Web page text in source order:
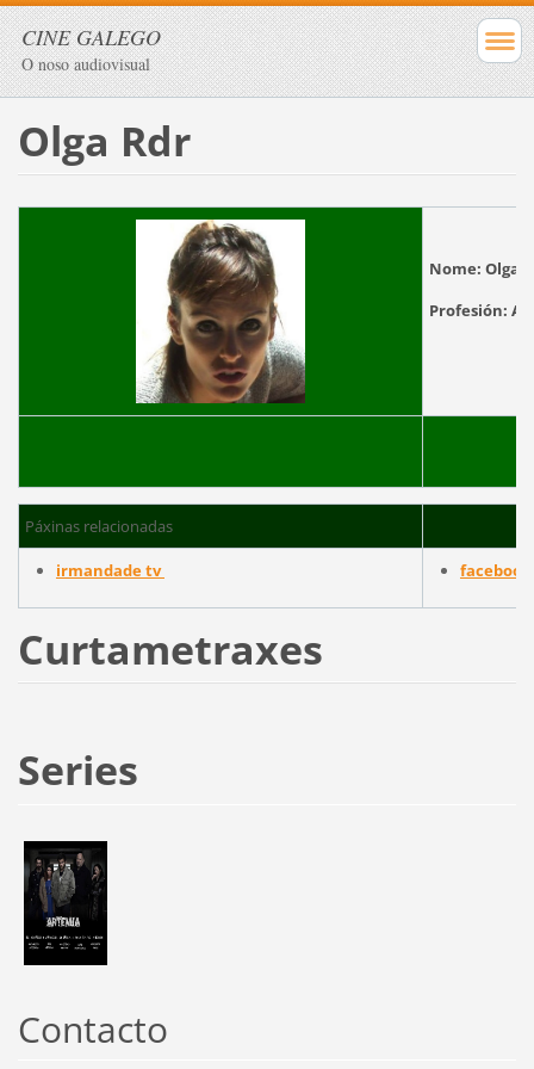
CINE GALEGO
O noso audiovisual
Olga Rdr
Nome: Olga
Profesión:
Páxinas relacionadas
irmandade tv facebook
Curtametraxes
Series
Contacto